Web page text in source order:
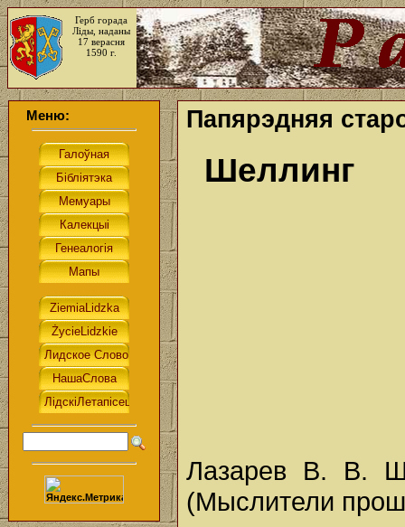
Герб горада
Ліды, наданы
17 верасня
1590 г.
Меню: Папярэдняя
Шеллинг
Лазарев В. В.
(Мыслители